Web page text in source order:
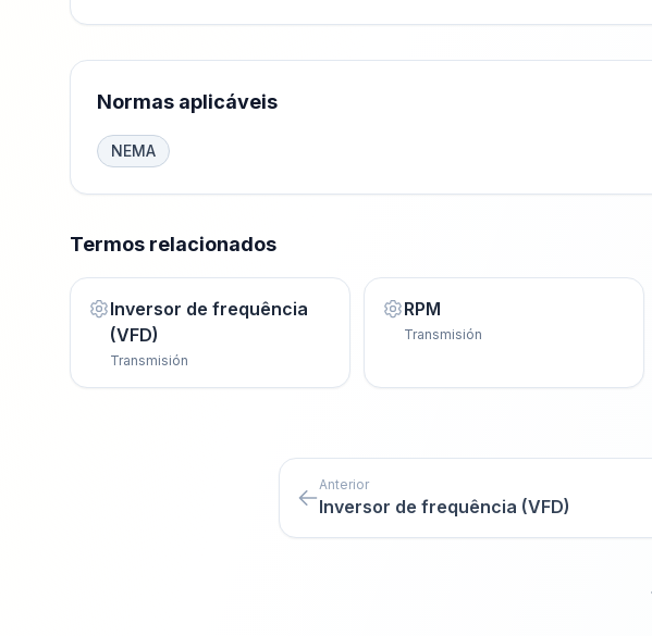
Normas aplicáveis
NEMA
Termos relacionados
Inversor de frequência
(VFD)
Transmisión
RPM
Transmisión
Anterior
Inversor de frequência (VFD)